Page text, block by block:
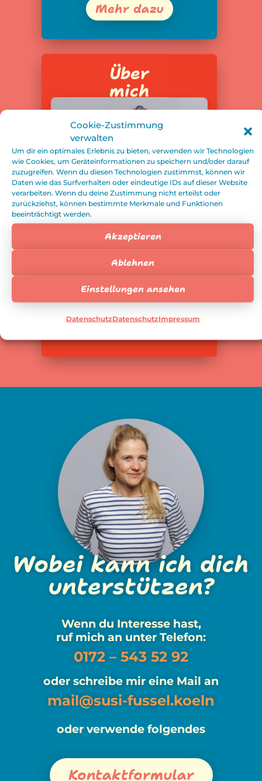
Cookie-Zustimmung
verwalten
Um dir ein optimales Erlebnis zu bieten, verwenden wir Technologien
wie Cookies, um Geräteinformationen zu speichern und/oder darauf
zuzugreifen. Wenn du diesen Technologien zustimmst, können wir
Daten wie das Surfverhalten oder eindeutige IDs auf dieser Website
verarbeiten. Wenn du deine Zustimmung nicht erteilst oder
zurückziehst, können bestimmte Merkmale und Funktionen
beeinträchtigt werden.
Akzeptieren
Ablehnen
Einstellungen ansehen
DatenschutzDatenschutzImpressum
Mehr dazu
Über
mich
Ich bin Susi Fußel, zertifizierte
Bewusstseinstrainerin aus Köln.
Erfahre mehr über mich!
Mehr dazu
Wobei kann ich dich
unterstützen?
Wenn du Interesse hast,
ruf mich an unter Telefon:
0172 – 543 52 92
oder schreibe mir eine Mail an
mail@susi-fussel.koeln
oder verwende folgendes
Kontaktformular